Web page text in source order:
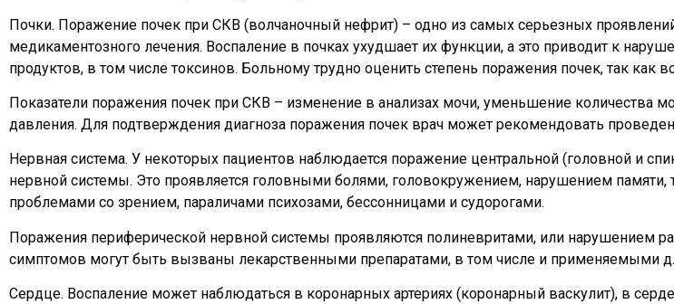
Почки. Поражение почек при СКВ (волчаночный нефрит) – одно из самых серьезных
медикаментозного лечения. Воспаление в почках ухудшает их функции, а это приводит к
продуктов, в том числе токсинов. Больному трудно оценить степень поражения почек, так
Показатели поражения почек при СКВ – изменение в анализах мочи, уменьшение количества
давления. Для подтверждения диагноза поражения почек врач может рекомендовать
Нервная система. У некоторых пациентов наблюдается поражение центральной (головной и
нервной системы. Это проявляется головными болями, головокружением, нарушением
проблемами со зрением, параличами психозами, бессонницами и судорогами.
Поражения периферической нервной системы проявляются полиневритами, или нарушением
симптомов могут быть вызваны лекарственными препаратами, в том числе и применяемыми
Сердце. Воспаление может наблюдаться в коронарных артериях (коронарный васкулит), в